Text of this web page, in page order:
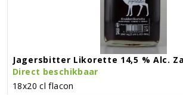
Jagersbitter Likorette 14,5 %
Direct beschikbaar
18x20 cl flacon